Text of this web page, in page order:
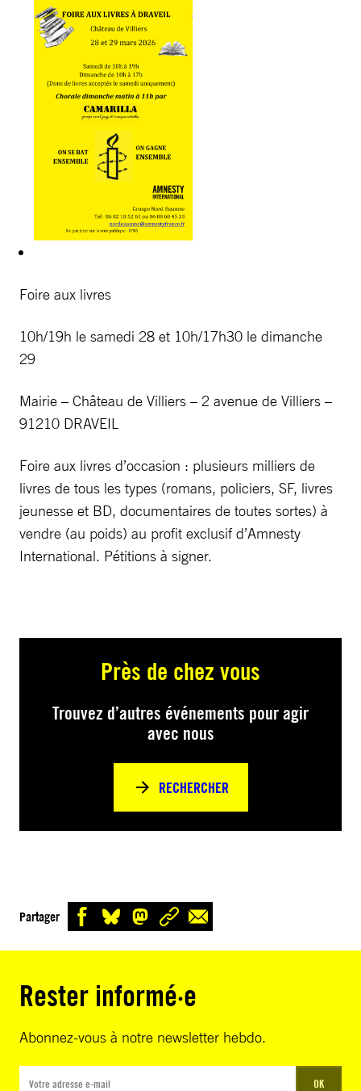
Foire aux livres
10h/19h le samedi 28 et 10h/17h30 le dimanche
29
Mairie – Château de Villiers – 2 avenue de Villiers –
91210 DRAVEIL
Foire aux livres d’occasion : plusieurs milliers de
livres de tous les types (romans, policiers, SF, livres
jeunesse et BD, documentaires de toutes sortes) à
vendre (au poids) au profit exclusif d’Amnesty
International. Pétitions à signer.
Près de chez vous
Trouvez d’autres événements pour agir
avec nous
RECHERCHER
Partager
Rester informé·e
Abonnez-vous à notre newsletter hebdo.
OK